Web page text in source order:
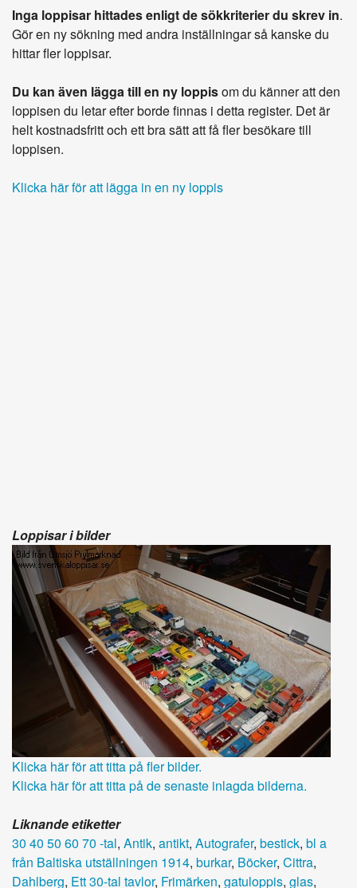
Inga loppisar hittades enligt de sökkriterier du skrev in.
Gör en ny sökning med andra inställningar så kanske du
hittar fler loppisar.
Du kan även lägga till en ny loppisom du känner att den
loppisen du letar efter borde finnas i detta register. Det är
helt kostnadsfritt och ett bra sätt att få fler besökare till
loppisen.
Klicka här för att lägga in en ny loppis
Loppisar i bilder
Klicka här för att titta på fler bilder.
Klicka här för att titta på de senaste inlagda bilderna.
Liknande etiketter
30 40 50 60 70 -tal, Antik, antikt, Autografer, bestick, bl a
från Baltiska utställningen 1914, burkar, Böcker, Cittra,
Dahlberg, Ett 30-tal tavlor, Frimärken, gatuloppis, glas,